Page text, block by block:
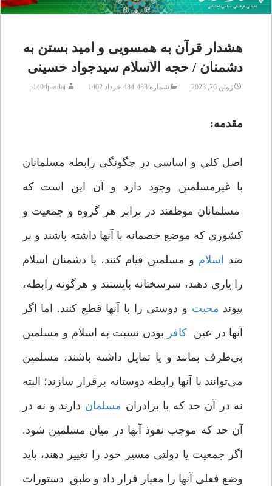
هشدار قرآن به همسویی و امید بستن به
دشمنان / حجه الاسلام سیدجواد حسینی
ژوئن 26, 2023 شماره 483-484-خرداد 1402 p1404pasdar
مقدمه:
اصل کلی و اساسی در چگونگی رابطه‌ مسلمانان
با غیرمسلمین وجود دارد و آن این است که
مسلمانان موظفند در برابر هر گروه و جمعیت و
کشوری که موضع خصمانه با آنها داشته باشند و بر
ضد
اسلام و مسلمین قیام کنند، یا دشمنان اسلام
را یاری دهند، سرسختانه بایستند و هرگونه رابطه،
پیوند محبت و دوستی را با آنها قطع کنند. اما اگر
آنها در عین کافر بودن نسبت به اسلام و مسلمین
بی‌طرف بمانند و یا تمایل داشته باشند، مسلمین
می‌توانند با آنها رابطه دوستانه برقرار سازند؛ البته
نه در آن حد که با برادران مسلمان دارند و نه در
آن حد که موجب نفوذ آنها در میان مسلمین شود.
اگر جمعیت یا دولتی مسیر خود را تغییر دهند، باید
وضع فعلی آنها را معیار قرار داد و طبق دستورات